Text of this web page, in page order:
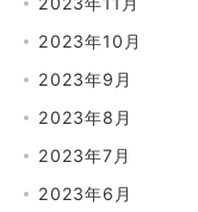
2023年10月
2023年9月
2023年8月
2023年7月
2023年6月